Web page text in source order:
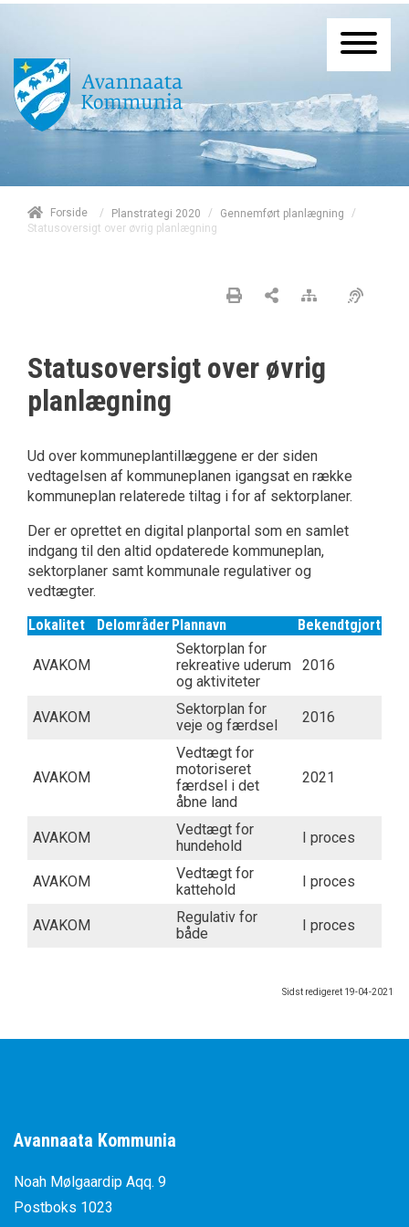
Forside / Planstrategi 2020 / Gennemført planlægning
/
Statusoversigt over øvrig planlægning
Statusoversigt over øvrig
planlægning
Ud over kommuneplantillæggene er der siden
vedtagelsen af kommuneplanen igangsat en række
kommuneplan relaterede tiltag i for af sektorplaner.
Der er oprettet en digital planportal som en samlet
indgang til den altid opdaterede kommuneplan,
sektorplaner samt kommunale regulativer og
vedtægter.
Lokalitet
Delområder Plannavn Bekendtgjort
AVAKOM
Sektorplan for
rekreative uderum
og aktiviteter
2016
AVAKOM
Sektorplan for
veje og færdsel
2016
AVAKOM
Vedtægt for
motoriseret
færdsel i det
åbne land
2021
AVAKOM
Vedtægt for
hundehold
I proces
AVAKOM
Vedtægt for
kattehold
I proces
AVAKOM
Regulativ for
både
I proces
Sidst redigeret 19-04-2021
Avannaata Kommunia
Noah Mølgaardip Aqq. 9
Postboks 1023